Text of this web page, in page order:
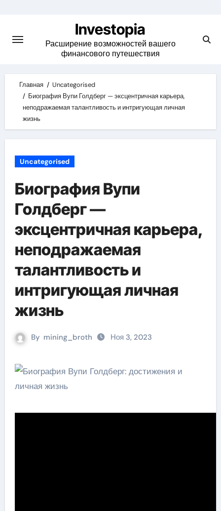
content
Investopia
Расширение возможностей вашего
финансового путешествия
Главная
Uncategorised
Биография Вупи Голдберг — эксцентричная карьера,
неподражаемая талантливость и интригующая личная
жизнь
Uncategorised
Биография Вупи
Голдберг —
эксцентричная карьера,
неподражаемая
талантливость и
интригующая личная
жизнь
By mining_broth Ноя 3, 2023